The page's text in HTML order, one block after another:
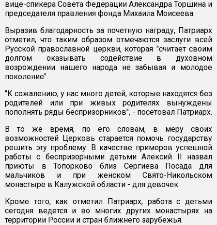
вице-спикера Совета Федерации Александра Торшина и
председателя правления фонда Михаила Моисеева.
Выразив благодарность за почетную награду, Патриарх
отметил, что таким образом отмечаются заслуги всей
Русской православной церкви, которая "считает своим
долгом оказывать содействие в духовном
возрождении нашего народа не забывая и молодое
поколение".
"К сожалению, у нас много детей, которые находятся без
родителей или при живых родителях вынуждены
пополнять ряды беспризорников", - посетовал Патриарх.
В то же время, по его словам, в меру своих
возможностей Церковь старается помочь государству
решить эту проблему. В качестве примеров успешной
работы с беспризорными детьми Алексий II назвал
приюты в Топорково близ Сергиева Посада для
мальчиков и при женском Свято-Никольском
монастыре в Калужской области - для девочек.
Кроме того, как отметил Патриарх, работа с детьми
сегодня ведется и во многих других монастырях на
территории России и стран ближнего зарубежья.